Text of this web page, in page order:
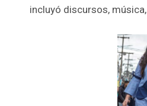
incluyó discursos,